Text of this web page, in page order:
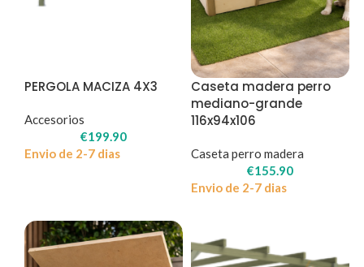
PERGOLA MACIZA 4X3
Accesorios
€199.90
Envio de 2-7 dias
Caseta madera perro
mediano-grande
116x94x106
Caseta perro madera
€155.90
Envio de 2-7 dias